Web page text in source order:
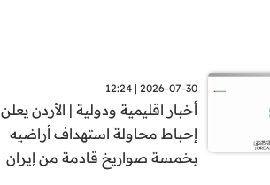
2026-07-30 | 12:24
أخبار اقليمية ودولية | الأردن يعلن
إحباط محاولة استهداف أراضيه
بخمسة صواريخ قادمة من إيران